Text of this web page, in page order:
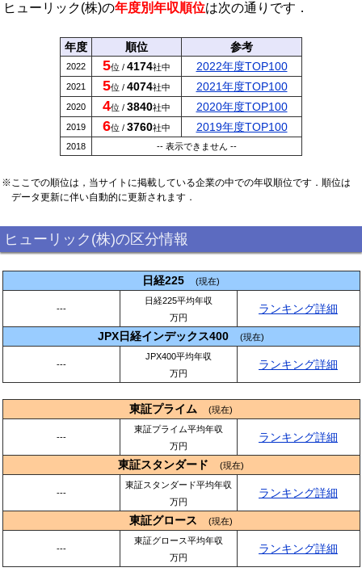
ヒューリック(株)の年度別年収順位は次の通りです．
年度 順位 参考
2022 5位 / 4174社中 2022年度TOP100
2021 5位 / 4074社中 2021年度TOP100
2020 4位 / 3840社中 2020年度TOP100
2019 6位 / 3760社中 2019年度TOP100
2018 -- 表示できません --
※ここでの順位は，当サイトに掲載している企業の中での年収順位です．順位は
データ更新に伴い自動的に更新されます．
ヒューリック(株)の区分情報
日経225 (現在)
---
日経225平均年収
万円
ランキング詳細
JPX日経インデックス400 (現在)
---
JPX400平均年収
万円
ランキング詳細
東証プライム (現在)
---
東証プライム平均年収
万円
ランキング詳細
東証スタンダード (現在)
---
東証スタンダード平均年収
万円
ランキング詳細
東証グロース (現在)
---
東証グロース平均年収
万円
ランキング詳細